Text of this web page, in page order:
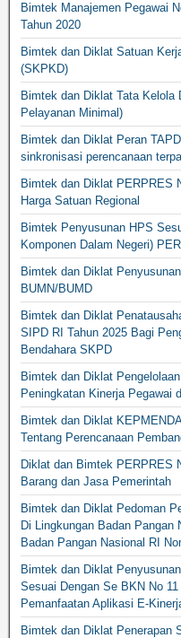
Bimtek Manajemen Pegawai
Tahun 2020
Bimtek dan Diklat Satuan
(SKPKD)
Bimtek dan Diklat Tata Kelola
Pelayanan Minimal)
Bimtek dan Diklat Peran
sinkronisasi perencanaan
Bimtek dan Diklat PERPRES
Harga Satuan Regional
Bimtek Penyusunan HPS
Komponen Dalam Negeri)
Bimtek dan Diklat
BUMN/BUMD
Bimtek dan Diklat
SIPD RI Tahun 2025 Bagi
Bendahara SKPD
Bimtek dan Diklat
Peningkatan Kinerja Pegawai
Bimtek dan Diklat
Tentang Perencanaan
Diklat dan Bimtek PERPRES
Barang dan Jasa Pemerintah
Bimtek dan Diklat Pedoman
Di Lingkungan Badan Pangan
Badan Pangan Nasional RI
Bimtek dan Diklat
Sesuai Dengan Se BKN No
Pemanfaatan Aplikasi E-
Bimtek dan Diklat Penerapan